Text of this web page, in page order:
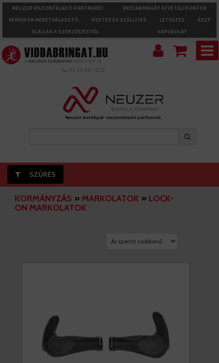
NEUZER VISZONTELADÓ PARTNEREK
VIDDABRINGÁT ÁTVÉTELI PONTOK
KERÉKPÁR MÉRETVÁLASZTÓ
FIZETÉS ÉS SZÁLLÍTÁS LETÖLTÉS
ÁSZF
ELÁLLÁS A SZERZŐDÉSTŐL
KAPCSOLAT
+36 20 427 1232
SZŰRÉS
KORMÁNYZÁS » MARKOLATOK » LOCK-
ON MARKOLATOK